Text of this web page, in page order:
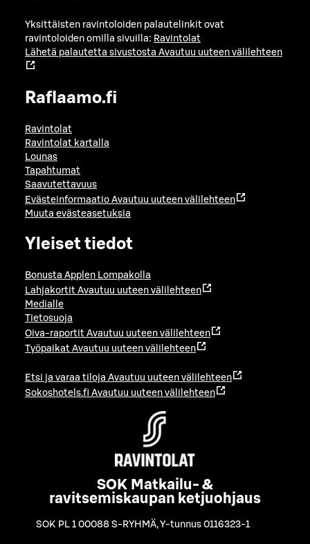
Yksittäisten ravintoloiden palautelinkit ovat
ravintoloiden omilla sivuilla: Ravintolat
Lähetä palautetta sivustosta Avautuu uuteen välilehteen
Raflaamo.fi
Ravintolat
Ravintolat kartalla
Lounas
Tapahtumat
Saavutettavuus
Evästeinformaatio Avautuu uuteen välilehteen
Muuta evästeasetuksia
Yleiset tiedot
Bonusta Applen Lompakolla
Lahjakortit Avautuu uuteen välilehteen
Medialle
Tietosuoja
Oiva-raportit Avautuu uuteen välilehteen
Työpaikat Avautuu uuteen välilehteen
Etsi ja varaa tiloja Avautuu uuteen välilehteen
Sokoshotels.fi Avautuu uuteen välilehteen
SOK Matkailu- &
ravitsemiskaupan ketjuohjaus
SOK PL 1 00088 S-RYHMÄ,Y-tunnus 0116323-1